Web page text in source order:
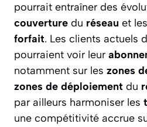
pourrait entraîner des
couverture du réseau et
forfait. Les clients actuels
pourraient voir leur
notamment sur les zones
zones de déploiement du
par ailleurs harmoniser les
une compétitivité accrue